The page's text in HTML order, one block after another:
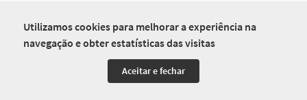
Utilizamos cookies para melhorar a experiência na
navegação e obter estatísticas das visitas
Aceitar e fechar